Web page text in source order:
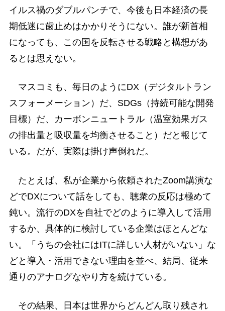
イルス禍のダブルパンチで、今後も日本経済の長
期低迷に歯止めはかかりそうにない。誰が新首相
になっても、この国を反転させる戦略と構想があ
るとは思えない。
マスコミも、毎日のようにDX（デジタルトラン
スフォーメーション）だ、SDGs（持続可能な開発
目標）だ、カーボンニュートラル（温室効果ガス
の排出量と吸収量を均衡させること）だと報じて
いる。だが、実際は掛け声倒れだ。
たとえば、私が企業から依頼されたZoom講演な
どでDXについて話をしても、聴衆の反応は極めて
鈍い。流行のDXを自社でどのように導入して活用
するか、具体的に検討している企業はほとんどな
い。「うちの会社にはITに詳しい人材がいない」な
どと導入・活用できない理由を並べ、結局、従来
通りのアナログなやり方を続けている。
その結果、日本は世界からどんどん取り残され